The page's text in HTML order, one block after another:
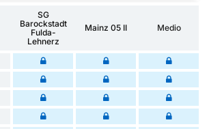
SG
Barockstadt
Fulda-
Lehnerz
Mainz 05 II Medio